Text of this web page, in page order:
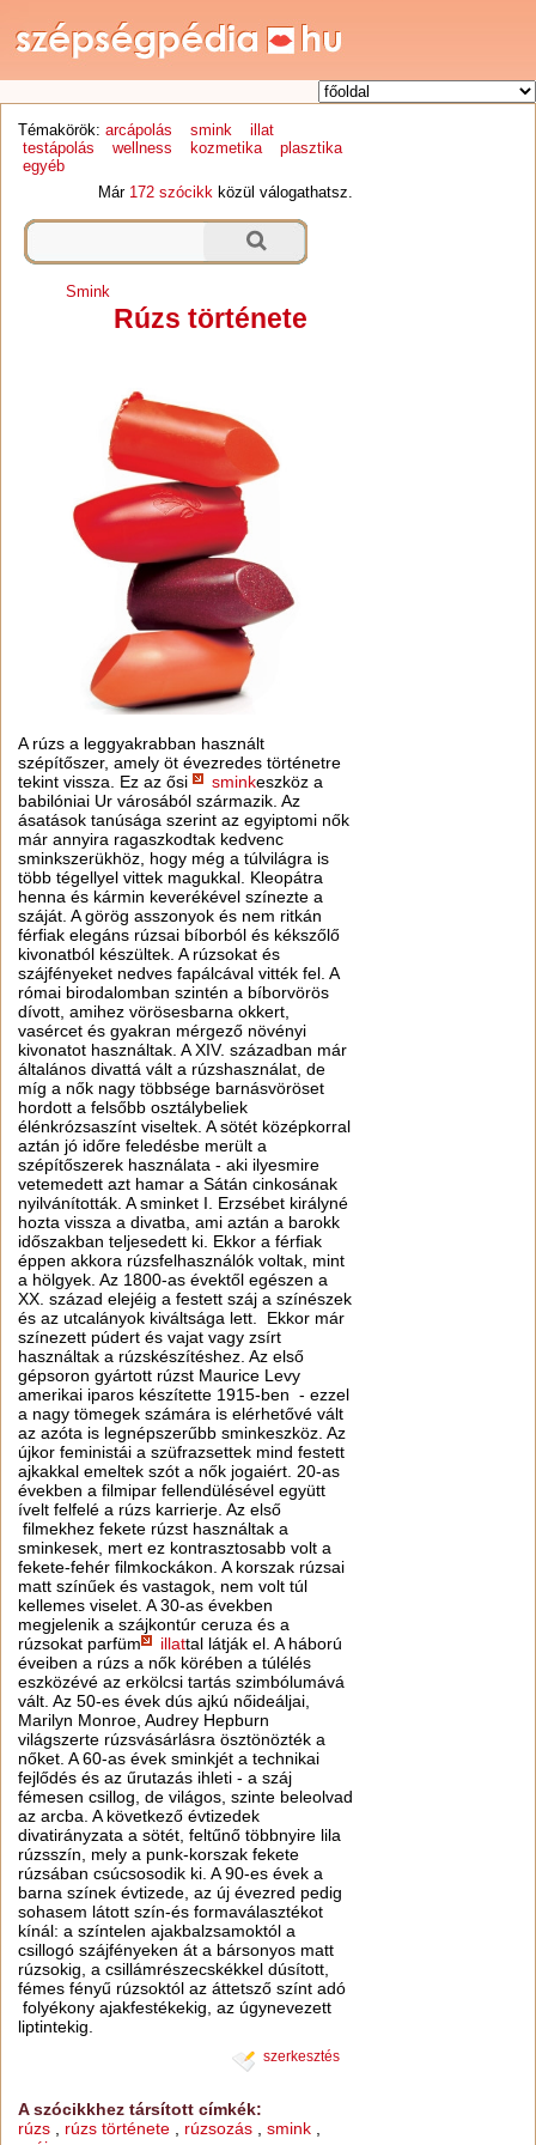
Témakörök: arcápolás smink
illat
testápolás
wellness kozmetika
plasztika
egyéb
Már 172 szócikk közül válogathatsz.
Smink
Rúzs története
A rúzs a leggyakrabban használt
szépítőszer, amely öt évezredes történetre
tekint vissza. Ez az ősi
sminkeszköz a
babilóniai Ur városából származik. Az
ásatások tanúsága szerint az egyiptomi nők
már annyira ragaszkodtak kedvenc
sminkszerükhöz, hogy még a túlvilágra is
több tégellyel vittek magukkal. Kleopátra
henna és kármin keverékével színezte a
száját. A görög asszonyok és nem ritkán
férfiak elegáns rúzsai bíborból és kékszőlő
kivonatból készültek. A rúzsokat és
szájfényeket nedves fapálcával vitték fel. A
római birodalomban szintén a bíborvörös
dívott, amihez vörösesbarna okkert,
vasércet és gyakran mérgező növényi
kivonatot használtak. A XIV. században már
általános divattá vált a rúzshasználat, de
míg a nők nagy többsége barnásvöröset
hordott a felsőbb osztálybeliek
élénkrózsaszínt viseltek. A sötét középkorral
aztán jó időre feledésbe merült a
szépítőszerek használata - aki ilyesmire
vetemedett azt hamar a Sátán cinkosának
nyilvánították. A sminket I. Erzsébet királyné
hozta vissza a divatba, ami aztán a barokk
időszakban teljesedett ki. Ekkor a férfiak
éppen akkora rúzsfelhasználók voltak, mint
a hölgyek. Az 1800-as évektől egészen a
XX. század elejéig a festett száj a színészek
és az utcalányok kiváltsága lett. Ekkor már
színezett púdert és vajat vagy zsírt
használtak a rúzskészítéshez. Az első
gépsoron gyártott rúzst Maurice Levy
amerikai iparos készítette 1915-ben - ezzel
a nagy tömegek számára is elérhetővé vált
az azóta is legnépszerűbb sminkeszköz. Az
újkor feministái a szüfrazsettek mind festett
ajkakkal emeltek szót a nők jogaiért. 20-as
években a filmipar fellendülésével együtt
ívelt felfelé a rúzs karrierje. Az első
filmekhez fekete rúzst használtak a
sminkesek, mert ez kontrasztosabb volt a
fekete-fehér filmkockákon. A korszak rúzsai
matt színűek és vastagok, nem volt túl
kellemes viselet. A 30-as években
megjelenik a szájkontúr ceruza és a
rúzsokat parfüm
illattal látják el. A háború
éveiben a rúzs a nők körében a túlélés
eszközévé az erkölcsi tartás szimbólumává
vált. Az 50-es évek dús ajkú nőideáljai,
Marilyn Monroe, Audrey Hepburn
világszerte rúzsvásárlásra ösztönözték a
nőket. A 60-as évek sminkjét a technikai
fejlődés és az űrutazás ihleti - a száj
fémesen csillog, de világos, szinte beleolvad
az arcba. A következő évtizedek
divatirányzata a sötét, feltűnő többnyire lila
rúzsszín, mely a punk-korszak fekete
rúzsában csúcsosodik ki. A 90-es évek a
barna színek évtizede, az új évezred pedig
sohasem látott szín-és formaválasztékot
kínál: a színtelen ajakbalzsamoktól a
csillogó szájfényeken át a bársonyos matt
rúzsokig, a csillámrészecskékkel dúsított,
fémes fényű rúzsoktól az áttetsző színt adó
folyékony ajakfestékekig, az úgynevezett
liptintekig.
szerkesztés
A szócikkhez társított címkék:
rúzs
rúzs története rúzsozás ,smink